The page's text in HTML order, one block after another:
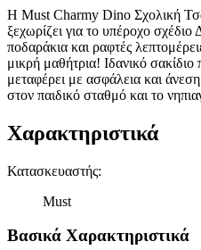
Η Must Charmy Dino Σχολική
ξεχωρίζει για το υπέροχο σχέδιο
ποδαράκια και ραφτές
μικρή μαθήτρια! Ιδανικό
μεταφέρει με ασφάλεια και
στον παιδικό σταθμό και το
Χαρακτηριστικά
Κατασκευαστής:
Must
Βασικά Χαρακτηριστικά